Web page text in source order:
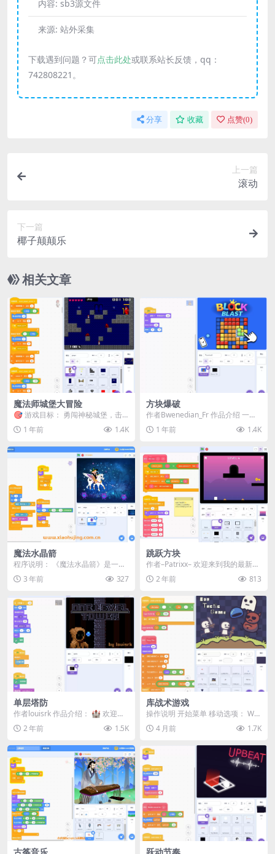
内容: sb3源文件
来源: 站外采集
下载遇到问题？可点击此处或联系站长反馈，qq：
742808221。
分享 收藏 点赞(0)
上一篇
滚动
下一篇
椰子颠颠乐
相关文章
魔法师城堡大冒险
🎯 游戏目标：​​ 勇闯神秘城堡，击
败邪恶魔法师！ ​​🎮 操作方式：​​ ​​...
1 年前 1.4K
方块爆破
作者Bwenedian_Fr 作品介绍 一款
创意方块消除游戏，通过拖拽方块
组成完...
1 年前 1.4K
魔法水晶箭
程序说明： 《魔法水晶箭》是一个
基于Scratch平台开发的入门级小游
戏。在这个...
3 年前 327
跳跃方块
作者–Patrixx– 欢迎来到我的最新游
戏《跳跃方块》...
2 年前 813
单层塔防
作者louisrk 作品介绍： 🏰 欢迎来
到《单层塔防》！ 这是一款为 Pix
e... 2 年前 1.5K
库战术游戏
操作说明 开始菜单 移动选项： WA
SD 键 确认选择： E 键 （注意：仅
开始...4 月前 1.7K